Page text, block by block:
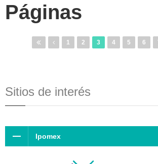
Páginas
1 2 3 4 5 6
Sitios de interés
Ipomex